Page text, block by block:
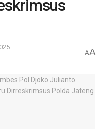
AA